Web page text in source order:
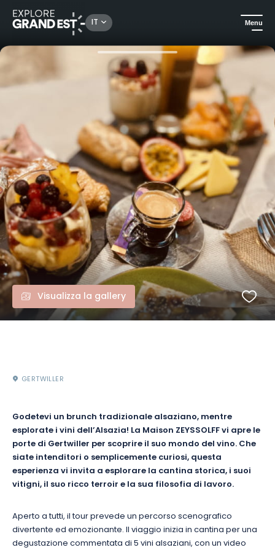
IT Menu
Brunch Brunch alsaziano con o senza visita immersiva in cantina
Visualizza la gallery
GERTWILLER
Godetevi un brunch tradizionale alsaziano, mentre
esplorate i vini dell’Alsazia! La Maison ZEYSSOLFF vi apre le
porte di Gertwiller per scoprire il suo mondo del vino. Che
siate intenditori o semplicemente curiosi, questa
esperienza vi invita a esplorare la cantina storica, i suoi
vitigni, il suo ricco terroir e la sua filosofia di lavoro.
Aperto a tutti, il tour prevede un percorso scenografico
divertente ed emozionante. Il viaggio inizia in cantina per una
degustazione commentata di 5 vini alsaziani, con un video